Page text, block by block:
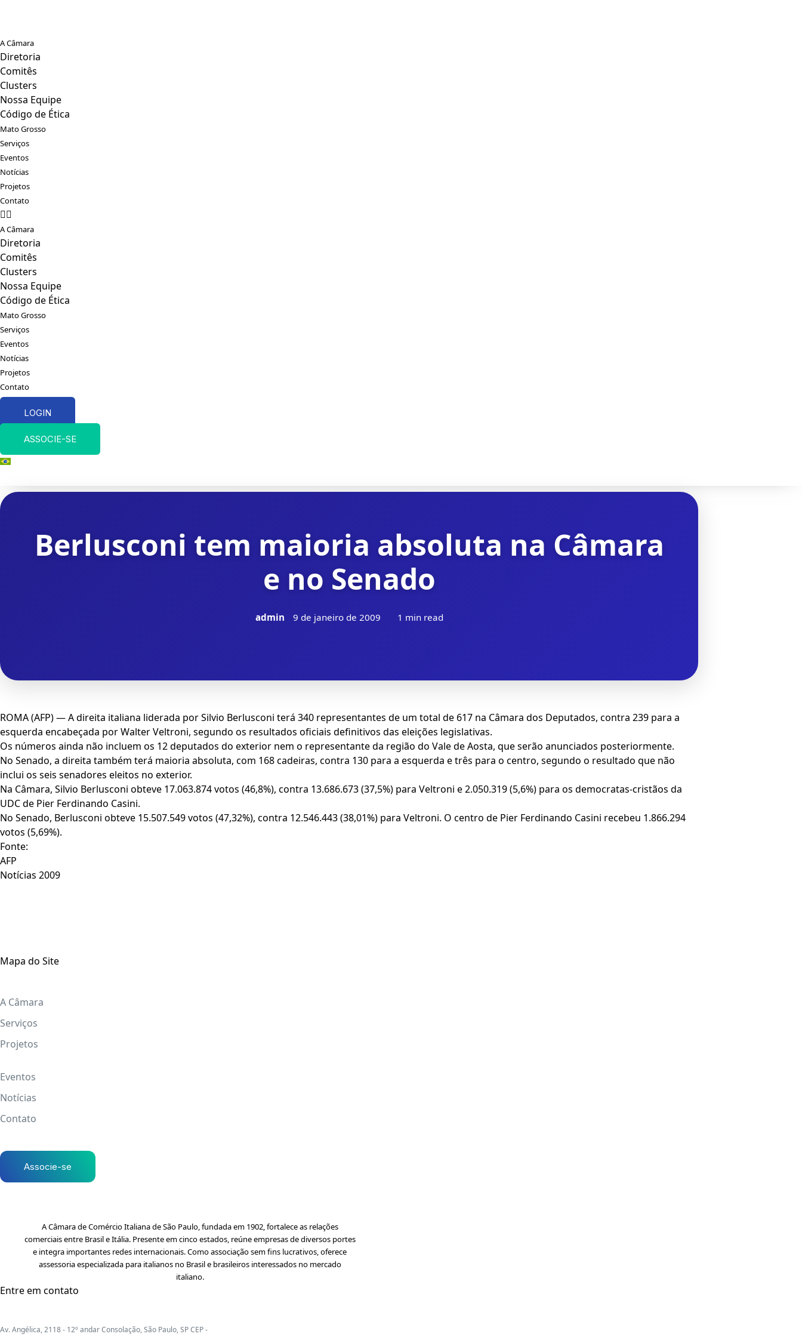
A Câmara
Diretoria
Comitês
Clusters
Nossa Equipe
Código de Ética
Mato Grosso
Serviços
Eventos
Notícias
Projetos
Contato
A Câmara
Diretoria
Comitês
Clusters
Nossa Equipe
Código de Ética
Mato Grosso
Serviços
Eventos
Notícias
Projetos
Contato
LOGIN
ASSOCIE-SE
Berlusconi tem maioria absoluta na Câmara
e no Senado
admin 9 de janeiro de 2009 1 min read
ROMA (AFP) — A direita italiana liderada por Silvio Berlusconi terá 340 representantes de um total de 617 na Câmara dos Deputados, contra 239 para a
esquerda encabeçada por Walter Veltroni, segundo os resultados oficiais definitivos das eleições legislativas.
Os números ainda não incluem os 12 deputados do exterior nem o representante da região do Vale de Aosta, que serão anunciados posteriormente.
No Senado, a direita também terá maioria absoluta, com 168 cadeiras, contra 130 para a esquerda e três para o centro, segundo o resultado que não
inclui os seis senadores eleitos no exterior.
Na Câmara, Silvio Berlusconi obteve 17.063.874 votos (46,8%), contra 13.686.673 (37,5%) para Veltroni e 2.050.319 (5,6%) para os democratas-cristãos da
UDC de Pier Ferdinando Casini.
No Senado, Berlusconi obteve 15.507.549 votos (47,32%), contra 12.546.443 (38,01%) para Veltroni. O centro de Pier Ferdinando Casini recebeu 1.866.294
votos (5,69%).
Fonte:
AFP
Notícias 2009
Mapa do Site
A Câmara
Serviços
Projetos
Eventos
Notícias
Contato
Associe-se
A Câmara de Comércio Italiana de São Paulo, fundada em 1902, fortalece as relações
comerciais entre Brasil e Itália. Presente em cinco estados, reúne empresas de diversos portes
e integra importantes redes internacionais. Como associação sem fins lucrativos, oferece
assessoria especializada para italianos no Brasil e brasileiros interessados no mercado
italiano.
Entre em contato
Av. Angélica, 2118 - 12º andar Consolação, São Paulo, SP CEP -